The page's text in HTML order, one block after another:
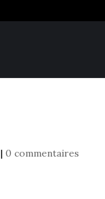
|0 commentaires